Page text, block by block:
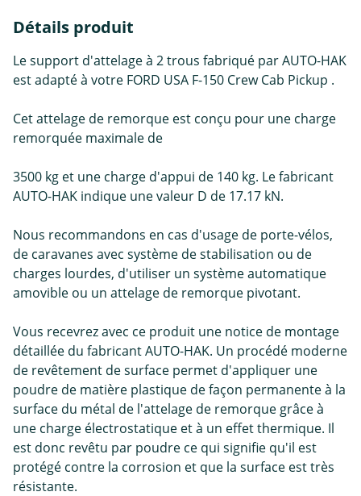
Détails produit
Le support d'attelage à 2 trous fabriqué par AUTO-HAK
est adapté à votre FORD USA F-150 Crew Cab Pickup .
Cet attelage de remorque est conçu pour une charge
remorquée maximale de
3500 kg et une charge d'appui de 140 kg. Le fabricant
AUTO-HAK indique une valeur D de 17.17 kN.
Nous recommandons en cas d'usage de porte-vélos,
de caravanes avec système de stabilisation ou de
charges lourdes, d'utiliser un système automatique
amovible ou un attelage de remorque pivotant.
Vous recevrez avec ce produit une notice de montage
détaillée du fabricant AUTO-HAK. Un procédé moderne
de revêtement de surface permet d'appliquer une
poudre de matière plastique de façon permanente à la
surface du métal de l'attelage de remorque grâce à
une charge électrostatique et à un effet thermique. Il
est donc revêtu par poudre ce qui signifie qu'il est
protégé contre la corrosion et que la surface est très
résistante.